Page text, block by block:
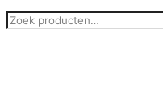
Zoeken